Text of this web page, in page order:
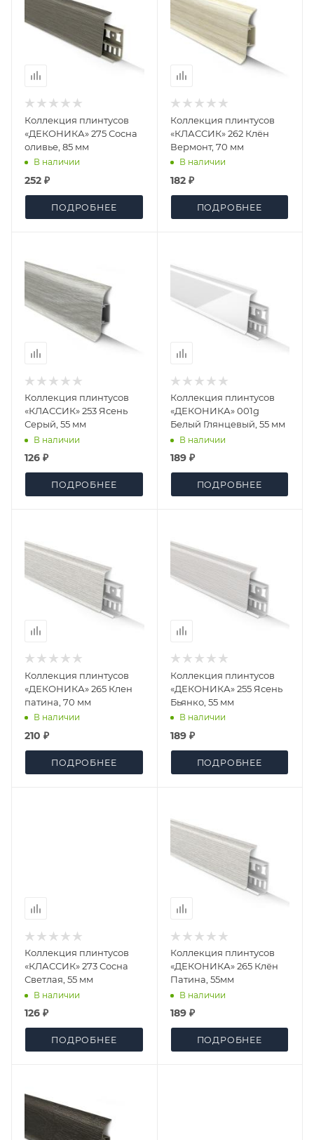
Коллекция плинтусов
«ДЕКОНИКА» 275 Сосна
оливье, 85 мм
В наличии
252 ₽
ПОДРОБНЕЕ
Коллекция плинтусов
«КЛАССИК» 262 Клён
Вермонт, 70 мм
В наличии
182 ₽
ПОДРОБНЕЕ
Коллекция плинтусов
«КЛАССИК» 253 Ясень
Серый, 55 мм
В наличии
126 ₽
ПОДРОБНЕЕ
Коллекция плинтусов
«ДЕКОНИКА» 001g
Белый Глянцевый, 55 мм
В наличии
189 ₽
ПОДРОБНЕЕ
Коллекция плинтусов
«ДЕКОНИКА» 265 Клен
патина, 70 мм
В наличии
210 ₽
ПОДРОБНЕЕ
Коллекция плинтусов
«ДЕКОНИКА» 255 Ясень
Бьянко, 55 мм
В наличии
189 ₽
ПОДРОБНЕЕ
Коллекция плинтусов
«КЛАССИК» 273 Сосна
Светлая, 55 мм
В наличии
126 ₽
ПОДРОБНЕЕ
Коллекция плинтусов
«ДЕКОНИКА» 265 Клён
Патина, 55мм
В наличии
189 ₽
ПОДРОБНЕЕ